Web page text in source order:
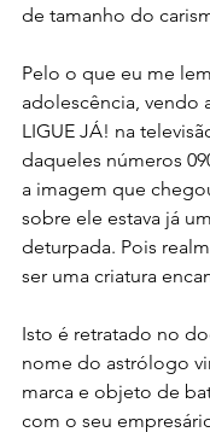
de tamanho do
Pelo o que eu me
adolescência, vendo
LIGUE JÁ! na
daqueles números
a imagem que
sobre ele estava já
deturpada. Pois
ser uma criatura
Isto é retratado no
nome do astrólogo
marca e objeto de
com o seu